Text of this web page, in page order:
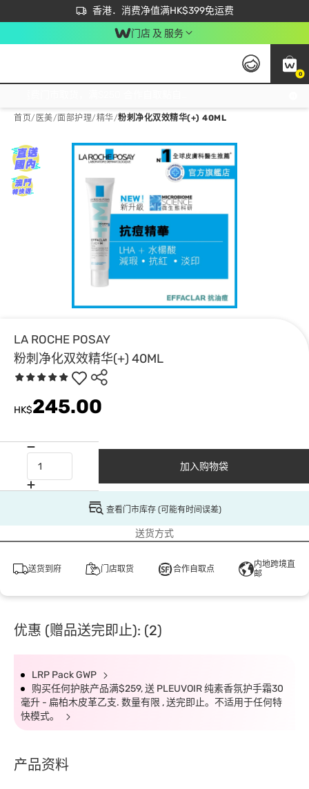
香港．消费净值满HK$399免运费
立即成为易赏钱会员尽享独家优惠
首次APP下单买满$450 输入 NEWAPP 即减$50
门店 及 服务
0
首页/ 医美/面部护理/精华/粉刺净化双效精华(+) 40ML
LA ROCHE POSAY
粉刺净化双效精华(+) 40ML
HK$245.00
加入购物袋
查看门市库存 (可能有时间误差)
送货方式
送货到府 门店取货 合作自取点
内地跨境直
邮
优惠 (赠品送完即止): (2)
LRP Pack GWP
购买任何护肤产品满$259, 送 PLEUVOIR 纯素香氛护手霜30
毫升 - 扁柏木皮革乙支. 数量有限 , 送完即止。不适用于任何特
快模式。
产品资料